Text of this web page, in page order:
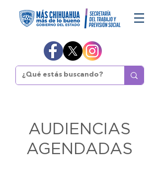
AUDIENCIAS
AGENDADAS